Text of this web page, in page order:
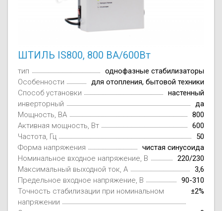
ШТИЛЬ IS800, 800 ВА/600Вт
тип
однофазные стабилизаторы
Особенности
для отопления, бытовой техники
Способ установки
настенный
инверторный
да
Мощность, ВА
800
Активная мощность, Вт
600
Частота, Гц
50
Форма напряжения
чистая синусоида
Номинальное входное напряжение, В
220/230
Максимальный выходной ток, А
3,6
Предельное входное напряжение, В
90-310
Точность стабилизации при номинальном
напряжении
±2%